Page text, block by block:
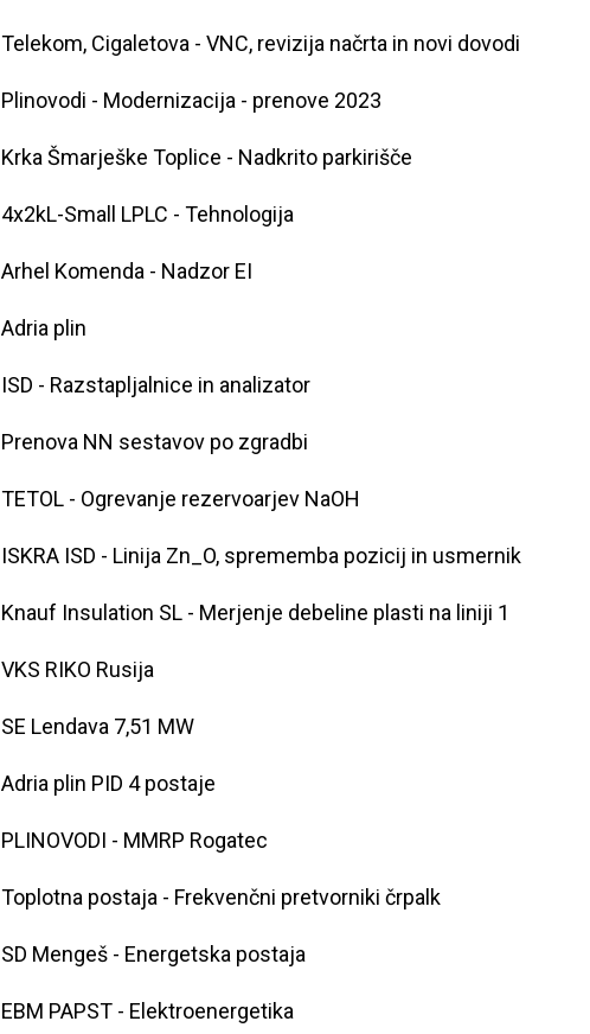
Telekom, Cigaletova - VNC, revizija načrta in novi dovodi
Plinovodi - Modernizacija - prenove 2023
Krka Šmarješke Toplice - Nadkrito parkirišče
4x2kL-Small LPLC - Tehnologija
Arhel Komenda - Nadzor EI
Adria plin
ISD - Razstapljalnice in analizator
Prenova NN sestavov po zgradbi
TETOL - Ogrevanje rezervoarjev NaOH
ISKRA ISD - Linija Zn_O, sprememba pozicij in usmernik
Knauf Insulation SL - Merjenje debeline plasti na liniji 1
VKS RIKO Rusija
SE Lendava 7,51 MW
Adria plin PID 4 postaje
PLINOVODI - MMRP Rogatec
Toplotna postaja - Frekvenčni pretvorniki črpalk
SD Mengeš - Energetska postaja
EBM PAPST - Elektroenergetika